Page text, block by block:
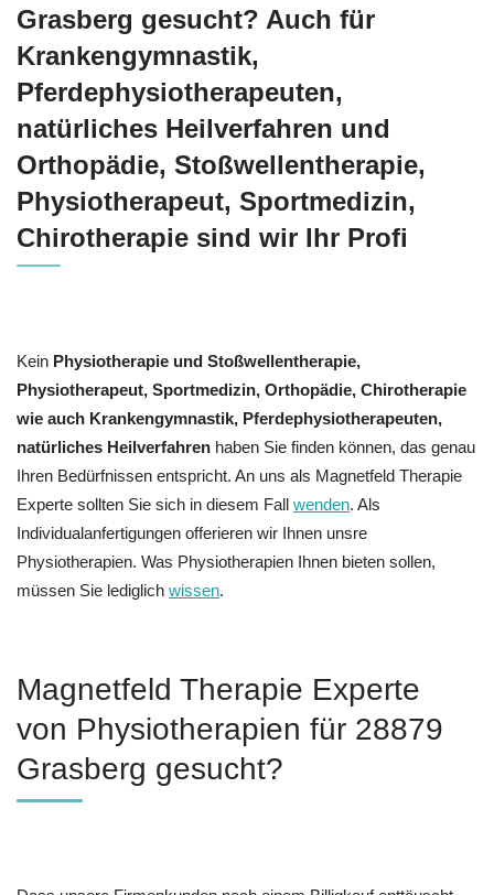
Grasberg gesucht? Auch für
Krankengymnastik,
Pferdephysiotherapeuten,
natürliches Heilverfahren und
Orthopädie, Stoßwellentherapie,
Physiotherapeut, Sportmedizin,
Chirotherapie sind wir Ihr Profi
Kein Physiotherapie und Stoßwellentherapie,
Physiotherapeut, Sportmedizin, Orthopädie, Chirotherapie
wie auch Krankengymnastik, Pferdephysiotherapeuten,
natürliches Heilverfahren haben Sie finden können, das genau
Ihren Bedürfnissen entspricht. An uns als Magnetfeld Therapie
Experte sollten Sie sich in diesem Fall wenden. Als
Individualanfertigungen offerieren wir Ihnen unsre
Physiotherapien. Was Physiotherapien Ihnen bieten sollen,
müssen Sie lediglich wissen.
Magnetfeld Therapie Experte
von Physiotherapien für 28879
Grasberg gesucht?